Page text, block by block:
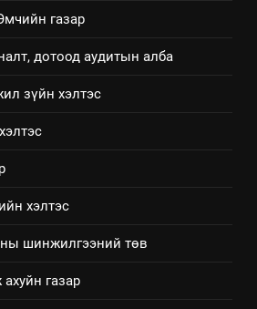
газар
дотоод аудитын алба
зүйн хэлтэс
хэлтэс
шинжилгээний төв
газар
нөлөөллийн талаарх
долоо хоног-2025
ШИЙДНЭ” ӨДРИЙГ ЗОХИОН